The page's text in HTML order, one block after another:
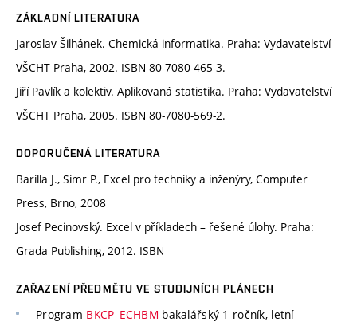
ZÁKLADNÍ LITERATURA
Jaroslav Šilhánek. Chemická informatika. Praha: Vydavatelství
VŠCHT Praha, 2002. ISBN 80-7080-465-3.
Jiří Pavlík a kolektiv. Aplikovaná statistika. Praha: Vydavatelství
VŠCHT Praha, 2005. ISBN 80-7080-569-2.
DOPORUČENÁ LITERATURA
Barilla J., Simr P., Excel pro techniky a inženýry, Computer
Press, Brno, 2008
Josef Pecinovský. Excel v příkladech – řešené úlohy. Praha:
Grada Publishing, 2012. ISBN
ZAŘAZENÍ PŘEDMĚTU VE STUDIJNÍCH PLÁNECH
Program BKCP_ECHBM bakalářský 1 ročník, letní